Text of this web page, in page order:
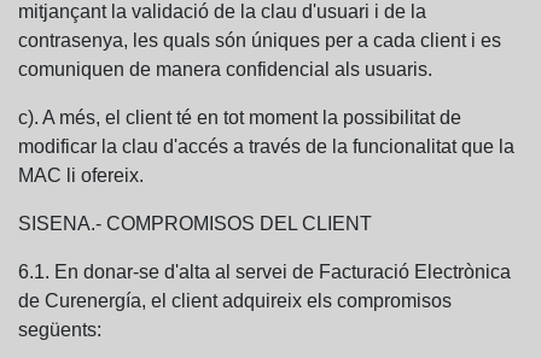
mitjançant la validació de la clau d'usuari i de la
contrasenya, les quals són úniques per a cada client i es
comuniquen de manera confidencial als usuaris.
c). A més, el client té en tot moment la possibilitat de
modificar la clau d'accés a través de la funcionalitat que la
MAC li ofereix.
SISENA.- COMPROMISOS DEL CLIENT
6.1. En donar-se d'alta al servei de Facturació Electrònica
de Curenergía, el client adquireix els compromisos
següents: